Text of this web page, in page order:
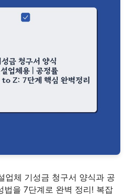
체 기성금 청구서 양식과 공
법을 7단계로 완벽 정리! 복잡